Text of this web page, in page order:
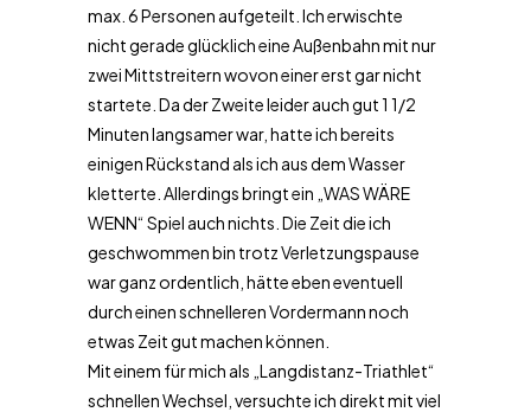
max. 6 Personen aufgeteilt. Ich erwischte
nicht gerade glücklich eine Außenbahn mit nur
zwei Mittstreitern wovon einer erst gar nicht
startete. Da der Zweite leider auch gut 1 1/2
Minuten langsamer war, hatte ich bereits
einigen Rückstand als ich aus dem Wasser
kletterte. Allerdings bringt ein „WAS WÄRE
WENN“ Spiel auch nichts. Die Zeit die ich
geschwommen bin trotz Verletzungspause
war ganz ordentlich, hätte eben eventuell
durch einen schnelleren Vordermann noch
etwas Zeit gut machen können.
Mit einem für mich als „Langdistanz-Triathlet“
schnellen Wechsel, versuchte ich direkt mit viel